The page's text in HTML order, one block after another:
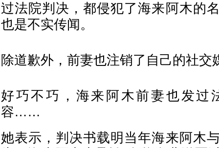
过法院判决，都侵犯了海来阿木的
也是不实传闻。
除道歉外，前妻也注销了自己的社交
好巧不巧，海来阿木前妻也发过
容……
她表示，判决书载明当年海来阿木